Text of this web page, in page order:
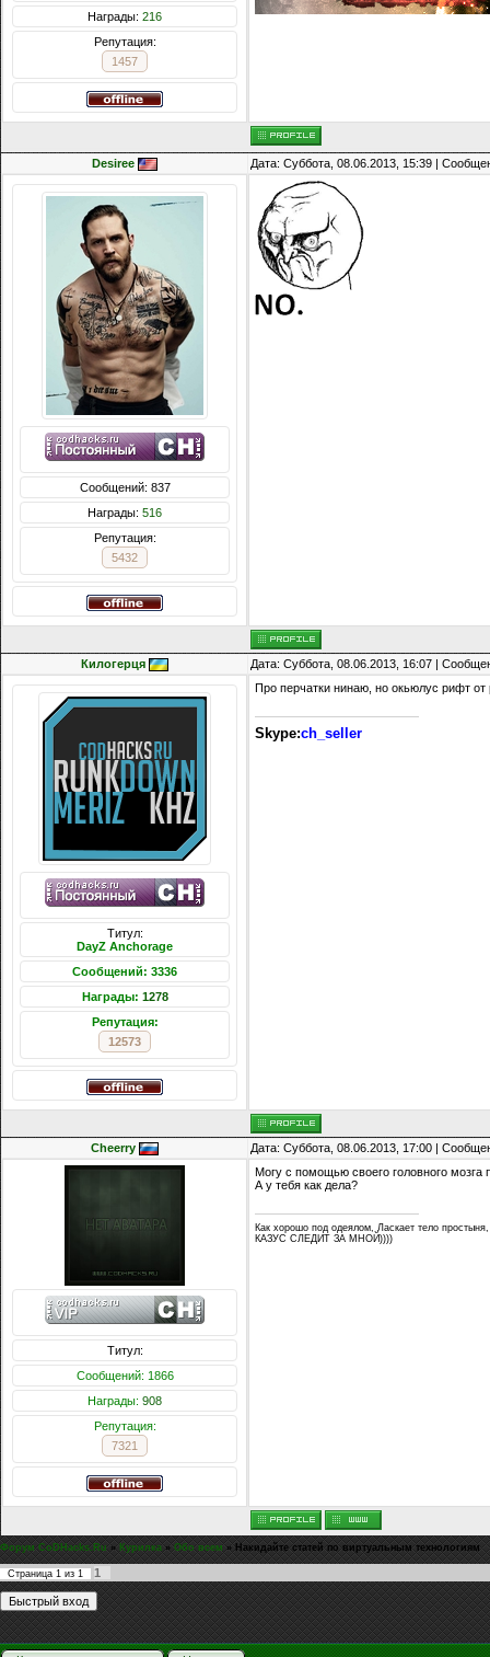
Награды: 216
Репутация:
1457
Desiree Дата: Суббота, 08.06.2013, 15:39 |
Сообщений: 837
Награды: 516
Репутация:
5432
Килогерця Дата: Суббота, 08.06.2013, 16:07 |
Титул:
DayZ Anchorage
Сообщений: 3336
Награды: 1278
Репутация:
12573
Про перчатки нинаю, но окьюлус рифт от
Skype:ch_seller
Cheerry Дата: Суббота, 08.06.2013, 17:00 |
Титул:
Сообщений: 1866
Награды: 908
Репутация:
7321
Могу с помощью своего головного
А у тебя как дела?
Как хорошо под одеялом, Ласкает тело
КАЗУС СЛЕДИТ ЗА МНОЙ))))
Форум CoDHacks.Ru » Курилка » Обо всем » Накидайте статей по виртуальным технологиям
Страница 1 из 1 1